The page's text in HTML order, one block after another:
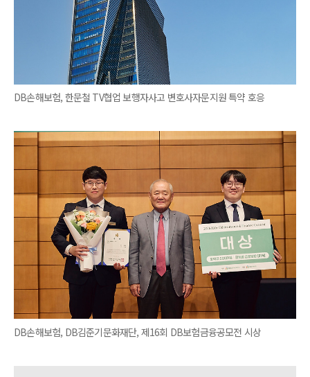
DB손해보험, 한문철 TV협업 보행자사고 변호사자문지원 특약 호응
DB손해보험, DB김준기문화재단, 제16회 DB보험금융공모전 시상